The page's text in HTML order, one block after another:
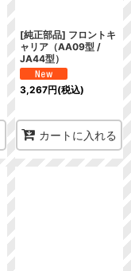
[純正部品] フロントキ
ャリア（AA09型 /
JA44型）
3,267円(税込)
カートに入れる